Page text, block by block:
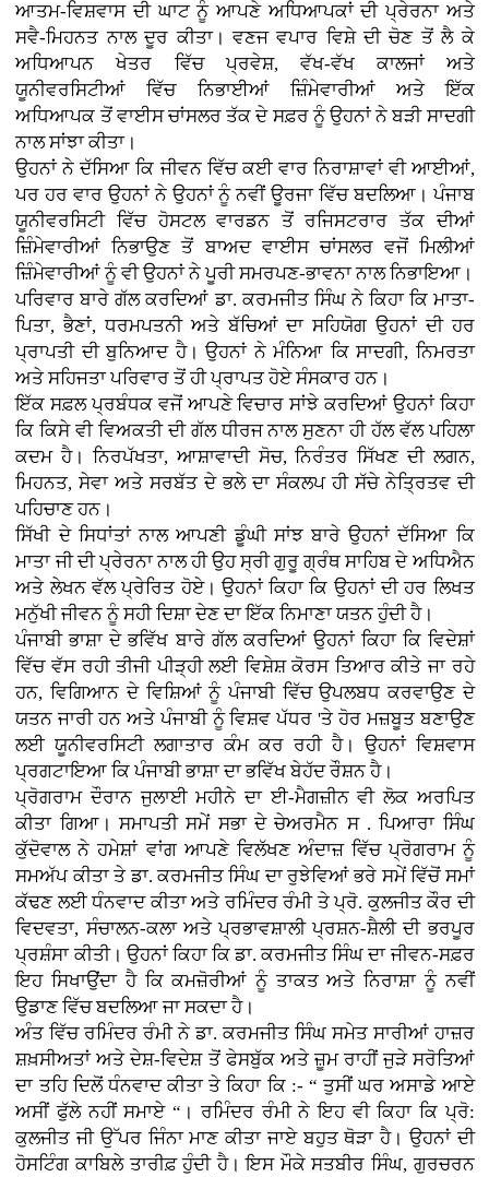
ਆਤਮ-ਵਿਸ਼ਵਾਸ ਦੀ ਘਾਟ ਨੂੰ ਆਪਣੇ ਅਧਿਆਪਕਾਂ ਦੀ ਪ੍ਰੇਰਨਾ ਅਤੇ
ਸਵੈ-ਮਿਹਨਤ ਨਾਲ ਦੂਰ ਕੀਤਾ। ਵਣਜ ਵਪਾਰ ਵਿਸ਼ੇ ਦੀ ਚੋਣ ਤੋਂ ਲੈ ਕੇ
ਅਧਿਆਪਨ ਖੇਤਰ ਵਿੱਚ ਪ੍ਰਵੇਸ਼, ਵੱਖ-ਵੱਖ ਕਾਲਜਾਂ ਅਤੇ
ਯੂਨੀਵਰਸਿਟੀਆਂ ਵਿੱਚ ਨਿਭਾਈਆਂ ਜ਼ਿੰਮੇਵਾਰੀਆਂ ਅਤੇ ਇੱਕ
ਅਧਿਆਪਕ ਤੋਂ ਵਾਈਸ ਚਾਂਸਲਰ ਤੱਕ ਦੇ ਸਫ਼ਰ ਨੂੰ ਉਹਨਾਂ ਨੇ ਬੜੀ ਸਾਦਗੀ
ਨਾਲ ਸਾਂਝਾ ਕੀਤਾ।
ਉਹਨਾਂ ਨੇ ਦੱਸਿਆ ਕਿ ਜੀਵਨ ਵਿੱਚ ਕਈ ਵਾਰ ਨਿਰਾਸ਼ਾਵਾਂ ਵੀ ਆਈਆਂ,
ਪਰ ਹਰ ਵਾਰ ਉਹਨਾਂ ਨੇ ਉਹਨਾਂ ਨੂੰ ਨਵੀਂ ਊਰਜਾ ਵਿੱਚ ਬਦਲਿਆ। ਪੰਜਾਬ
ਯੂਨੀਵਰਸਿਟੀ ਵਿੱਚ ਹੋਸਟਲ ਵਾਰਡਨ ਤੋਂ ਰਜਿਸਟਰਾਰ ਤੱਕ ਦੀਆਂ
ਜ਼ਿੰਮੇਵਾਰੀਆਂ ਨਿਭਾਉਣ ਤੋਂ ਬਾਅਦ ਵਾਈਸ ਚਾਂਸਲਰ ਵਜੋਂ ਮਿਲੀਆਂ
ਜ਼ਿੰਮੇਵਾਰੀਆਂ ਨੂੰ ਵੀ ਉਹਨਾਂ ਨੇ ਪੂਰੀ ਸਮਰਪਣ-ਭਾਵਨਾ ਨਾਲ ਨਿਭਾਇਆ।
ਪਰਿਵਾਰ ਬਾਰੇ ਗੱਲ ਕਰਦਿਆਂ ਡਾ. ਕਰਮਜੀਤ ਸਿੰਘ ਨੇ ਕਿਹਾ ਕਿ ਮਾਤਾ-
ਪਿਤਾ, ਭੈਣਾਂ, ਧਰਮਪਤਨੀ ਅਤੇ ਬੱਚਿਆਂ ਦਾ ਸਹਿਯੋਗ ਉਹਨਾਂ ਦੀ ਹਰ
ਪ੍ਰਾਪਤੀ ਦੀ ਬੁਨਿਆਦ ਹੈ। ਉਹਨਾਂ ਨੇ ਮੰਨਿਆ ਕਿ ਸਾਦਗੀ, ਨਿਮਰਤਾ
ਅਤੇ ਸਹਿਜਤਾ ਪਰਿਵਾਰ ਤੋਂ ਹੀ ਪ੍ਰਾਪਤ ਹੋਏ ਸੰਸਕਾਰ ਹਨ।
ਇੱਕ ਸਫ਼ਲ ਪ੍ਰਬੰਧਕ ਵਜੋਂ ਆਪਣੇ ਵਿਚਾਰ ਸਾਂਝੇ ਕਰਦਿਆਂ ਉਹਨਾਂ ਕਿਹਾ
ਕਿ ਕਿਸੇ ਵੀ ਵਿਅਕਤੀ ਦੀ ਗੱਲ ਧੀਰਜ ਨਾਲ ਸੁਣਨਾ ਹੀ ਹੱਲ ਵੱਲ ਪਹਿਲਾ
ਕਦਮ ਹੈ। ਨਿਰਪੱਖਤਾ, ਆਸ਼ਾਵਾਦੀ ਸੋਚ, ਨਿਰੰਤਰ ਸਿੱਖਣ ਦੀ ਲਗਨ,
ਮਿਹਨਤ, ਸੇਵਾ ਅਤੇ ਸਰਬੱਤ ਦੇ ਭਲੇ ਦਾ ਸੰਕਲਪ ਹੀ ਸੱਚੇ ਨੇਤ੍ਰਿਤਵ ਦੀ
ਪਹਿਚਾਣ ਹਨ।
ਸਿੱਖੀ ਦੇ ਸਿਧਾਂਤਾਂ ਨਾਲ ਆਪਣੀ ਡੂੰਘੀ ਸਾਂਝ ਬਾਰੇ ਉਹਨਾਂ ਦੱਸਿਆ ਕਿ
ਮਾਤਾ ਜੀ ਦੀ ਪ੍ਰੇਰਨਾ ਨਾਲ ਹੀ ਉਹ ਸ੍ਰੀ ਗੁਰੂ ਗ੍ਰੰਥ ਸਾਹਿਬ ਦੇ ਅਧਿਐਨ
ਅਤੇ ਲੇਖਨ ਵੱਲ ਪ੍ਰੇਰਿਤ ਹੋਏ। ਉਹਨਾਂ ਕਿਹਾ ਕਿ ਉਹਨਾਂ ਦੀ ਹਰ ਲਿਖਤ
ਮਨੁੱਖੀ ਜੀਵਨ ਨੂੰ ਸਹੀ ਦਿਸ਼ਾ ਦੇਣ ਦਾ ਇੱਕ ਨਿਮਾਣਾ ਯਤਨ ਹੁੰਦੀ ਹੈ।
ਪੰਜਾਬੀ ਭਾਸ਼ਾ ਦੇ ਭਵਿੱਖ ਬਾਰੇ ਗੱਲ ਕਰਦਿਆਂ ਉਹਨਾਂ ਕਿਹਾ ਕਿ ਵਿਦੇਸ਼ਾਂ
ਵਿੱਚ ਵੱਸ ਰਹੀ ਤੀਜੀ ਪੀੜ੍ਹੀ ਲਈ ਵਿਸ਼ੇਸ਼ ਕੋਰਸ ਤਿਆਰ ਕੀਤੇ ਜਾ ਰਹੇ
ਹਨ, ਵਿਗਿਆਨ ਦੇ ਵਿਸ਼ਿਆਂ ਨੂੰ ਪੰਜਾਬੀ ਵਿੱਚ ਉਪਲਬਧ ਕਰਵਾਉਣ ਦੇ
ਯਤਨ ਜਾਰੀ ਹਨ ਅਤੇ ਪੰਜਾਬੀ ਨੂੰ ਵਿਸ਼ਵ ਪੱਧਰ 'ਤੇ ਹੋਰ ਮਜ਼ਬੂਤ ਬਣਾਉਣ
ਲਈ ਯੂਨੀਵਰਸਿਟੀ ਲਗਾਤਾਰ ਕੰਮ ਕਰ ਰਹੀ ਹੈ। ਉਹਨਾਂ ਵਿਸ਼ਵਾਸ
ਪ੍ਰਗਟਾਇਆ ਕਿ ਪੰਜਾਬੀ ਭਾਸ਼ਾ ਦਾ ਭਵਿੱਖ ਬੇਹੱਦ ਰੌਸ਼ਨ ਹੈ।
ਪ੍ਰੋਗਰਾਮ ਦੌਰਾਨ ਜੁਲਾਈ ਮਹੀਨੇ ਦਾ ਈ-ਮੈਗਜ਼ੀਨ ਵੀ ਲੋਕ ਅਰਪਿਤ
ਕੀਤਾ ਗਿਆ। ਸਮਾਪਤੀ ਸਮੇਂ ਸਭਾ ਦੇ ਚੇਅਰਮੈਨ ਸ . ਪਿਆਰਾ ਸਿੰਘ
ਕੁੱਦੋਵਾਲ ਨੇ ਹਮੇਸ਼ਾਂ ਵਾਂਗ ਆਪਣੇ ਵਿਲੱਖਣ ਅੰਦਾਜ਼ ਵਿੱਚ ਪ੍ਰੋਗਰਾਮ ਨੂੰ
ਸਮਅੱਪ ਕੀਤਾ ਤੇ ਡਾ. ਕਰਮਜੀਤ ਸਿੰਘ ਦਾ ਰੁਝੇਵਿਆਂ ਭਰੇ ਸਮੇਂ ਵਿੱਚੋਂ ਸਮਾਂ
ਕੱਢਣ ਲਈ ਧੰਨਵਾਦ ਕੀਤਾ ਅਤੇ ਰਮਿੰਦਰ ਰੰਮੀ ਤੇ ਪ੍ਰੋ. ਕੁਲਜੀਤ ਕੌਰ ਦੀ
ਵਿਦਵਤਾ, ਸੰਚਾਲਨ-ਕਲਾ ਅਤੇ ਪ੍ਰਭਾਵਸ਼ਾਲੀ ਪ੍ਰਸ਼ਨ-ਸ਼ੈਲੀ ਦੀ ਭਰਪੂਰ
ਪ੍ਰਸ਼ੰਸਾ ਕੀਤੀ। ਉਹਨਾਂ ਕਿਹਾ ਕਿ ਡਾ. ਕਰਮਜੀਤ ਸਿੰਘ ਦਾ ਜੀਵਨ-ਸਫ਼ਰ
ਇਹ ਸਿਖਾਉਂਦਾ ਹੈ ਕਿ ਕਮਜ਼ੋਰੀਆਂ ਨੂੰ ਤਾਕਤ ਅਤੇ ਨਿਰਾਸ਼ਾ ਨੂੰ ਨਵੀਂ
ਉਡਾਣ ਵਿੱਚ ਬਦਲਿਆ ਜਾ ਸਕਦਾ ਹੈ।
ਅੰਤ ਵਿੱਚ ਰਮਿੰਦਰ ਰੰਮੀ ਨੇ ਡਾ. ਕਰਮਜੀਤ ਸਿੰਘ ਸਮੇਤ ਸਾਰੀਆਂ ਹਾਜ਼ਰ
ਸ਼ਖ਼ਸੀਅਤਾਂ ਅਤੇ ਦੇਸ਼-ਵਿਦੇਸ਼ ਤੋਂ ਫੇਸਬੁੱਕ ਅਤੇ ਜ਼ੂਮ ਰਾਹੀਂ ਜੁੜੇ ਸਰੋਤਿਆਂ
ਦਾ ਤਹਿ ਦਿਲੋਂ ਧੰਨਵਾਦ ਕੀਤਾ ਤੇ ਕਿਹਾ ਕਿ :- “ ਤੁਸੀਂ ਘਰ ਅਸਾਡੇ ਆਏ
ਅਸੀਂ ਫੁੱਲੇ ਨਹੀਂ ਸਮਾਏ “। ਰਮਿੰਦਰ ਰੰਮੀ ਨੇ ਇਹ ਵੀ ਕਿਹਾ ਕਿ ਪ੍ਰੋ:
ਕੁਲਜੀਤ ਜੀ ਉੱਪਰ ਜਿੰਨਾ ਮਾਣ ਕੀਤਾ ਜਾਏ ਬਹੁਤ ਥੋੜਾ ਹੈ। ਉਹਨਾਂ ਦੀ
ਹੋਸਟਿੰਗ ਕਾਬਿਲੇ ਤਾਰੀਫ਼ ਹੁੰਦੀ ਹੈ। ਇਸ ਮੌਕੇ ਸਤਬੀਰ ਸਿੰਘ, ਗੁਰਚਰਨ